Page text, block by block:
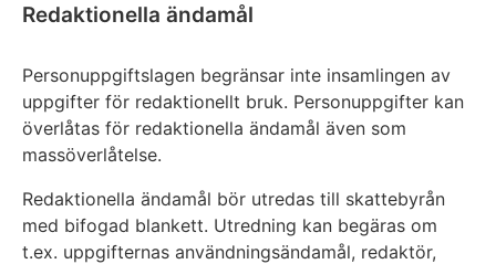
Redaktionella ändamål
Personuppgiftslagen begränsar inte insamlingen av
uppgifter för redaktionellt bruk. Personuppgifter kan
överlåtas för redaktionella ändamål även som
massöverlåtelse.
Redaktionella ändamål bör utredas till skattebyrån
med bifogad blankett. Utredning kan begäras om
t.ex. uppgifternas användningsändamål, redaktör,